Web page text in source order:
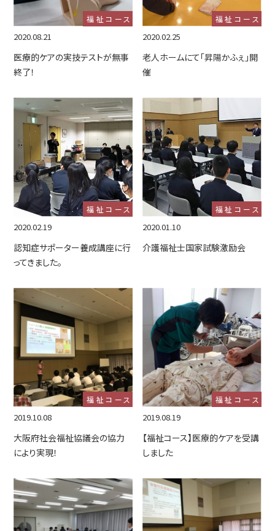
福祉コース
2020.08.21
医療的ケアの実技テストが無事
終了！
福祉コース
2020.02.25
老人ホームにて「昇陽かふぇ」開
催
福祉コース
2020.02.19
認知症サポーター養成講座に行
ってきました。
福祉コース
2020.01.10
介護福祉士国家試験激励会
福祉コース
2019.10.08
大阪府社会福祉協議会の協力
により実現！
福祉コース
2019.08.19
【福祉コース】医療的ケアを受講
しました